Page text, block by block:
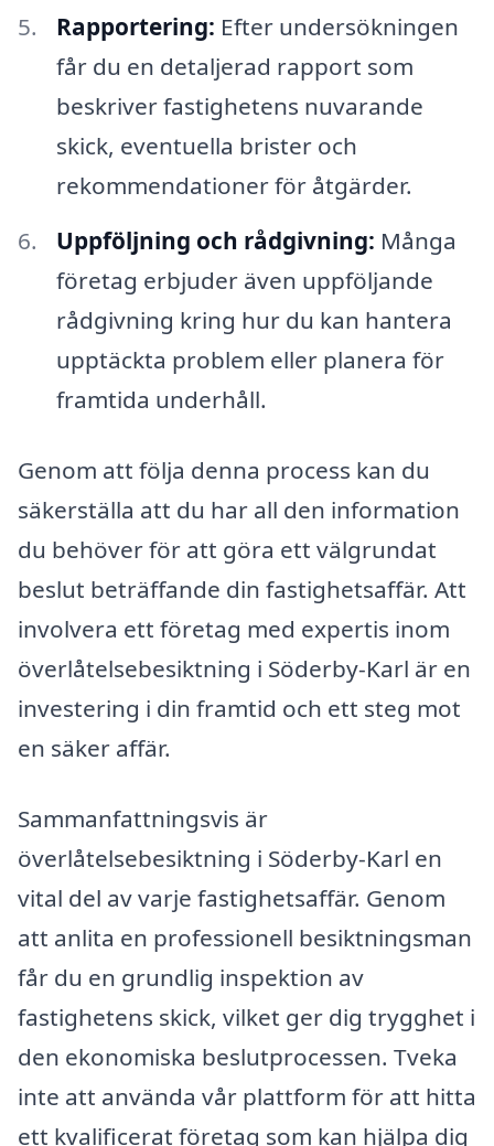
Rapportering: Efter undersökningen
får du en detaljerad rapport som
beskriver fastighetens nuvarande
skick, eventuella brister och
rekommendationer för åtgärder.
Uppföljning och rådgivning: Många
företag erbjuder även uppföljande
rådgivning kring hur du kan hantera
upptäckta problem eller planera för
framtida underhåll.
Genom att följa denna process kan du
säkerställa att du har all den information
du behöver för att göra ett välgrundat
beslut beträffande din fastighetsaffär. Att
involvera ett företag med expertis inom
överlåtelsebesiktning i Söderby-Karl är en
investering i din framtid och ett steg mot
en säker affär.
Sammanfattningsvis är
överlåtelsebesiktning i Söderby-Karl en
vital del av varje fastighetsaffär. Genom
att anlita en professionell besiktningsman
får du en grundlig inspektion av
fastighetens skick, vilket ger dig trygghet i
den ekonomiska beslutprocessen. Tveka
inte att använda vår plattform för att hitta
ett kvalificerat företag som kan hjälpa dig